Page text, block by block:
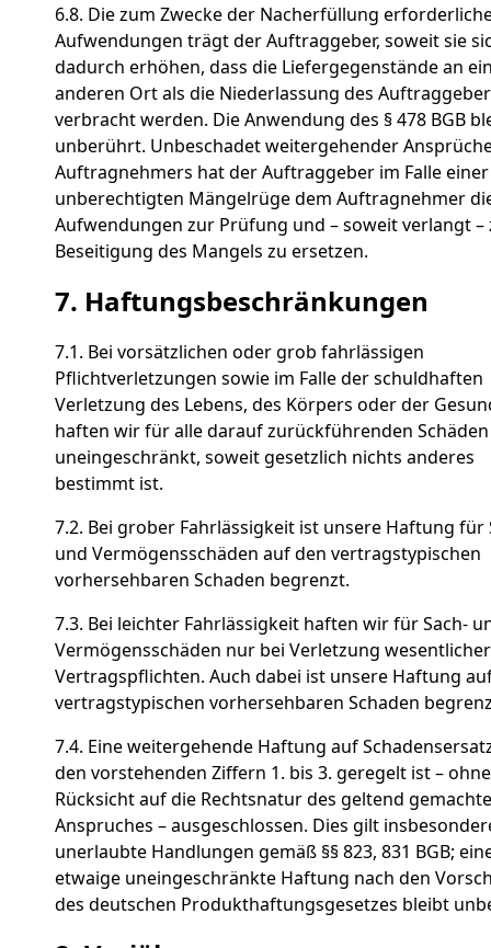
6.8. Die zum Zwecke der Nacherfüllung
Aufwendungen trägt der Auftraggeber, soweit sie
dadurch erhöhen, dass die Liefergegenstände an
anderen Ort als die Niederlassung des
verbracht werden. Die Anwendung des § 478 BGB
unberührt. Unbeschadet weitergehender
Auftragnehmers hat der Auftraggeber im Falle einer
unberechtigten Mängelrüge dem Auftragnehmer
Aufwendungen zur Prüfung und – soweit verlangt –
Beseitigung des Mangels zu ersetzen.
7. Haftungsbeschränkungen
7.1. Bei vorsätzlichen oder grob fahrlässigen
Pflichtverletzungen sowie im Falle der schuldhaften
Verletzung des Lebens, des Körpers oder der
haften wir für alle darauf zurückführenden Schäden
uneingeschränkt, soweit gesetzlich nichts anderes
bestimmt ist.
7.2. Bei grober Fahrlässigkeit ist unsere Haftung für
und Vermögensschäden auf den vertragstypischen
vorhersehbaren Schaden begrenzt.
7.3. Bei leichter Fahrlässigkeit haften wir für Sach-
Vermögensschäden nur bei Verletzung wesentlicher
Vertragspflichten. Auch dabei ist unsere Haftung
vertragstypischen vorhersehbaren Schaden
7.4. Eine weitergehende Haftung auf
den vorstehenden Ziffern 1. bis 3. geregelt ist – ohne
Rücksicht auf die Rechtsnatur des geltend
Anspruches – ausgeschlossen. Dies gilt
unerlaubte Handlungen gemäß §§ 823, 831 BGB;
etwaige uneingeschränkte Haftung nach den
des deutschen Produkthaftungsgesetzes bleibt